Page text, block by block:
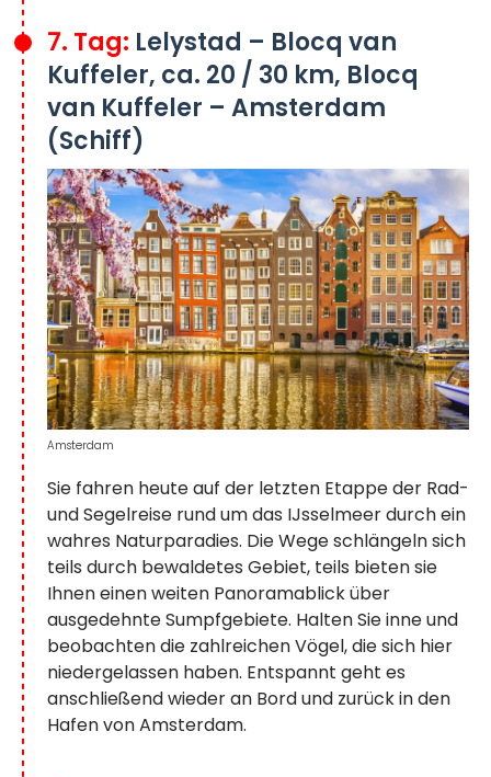
7. Tag: Lelystad – Blocq van
Kuffeler, ca. 20 / 30 km, Blocq
van Kuffeler – Amsterdam
(Schiff)
Sie fahren heute auf der letzten Etappe der Rad-
und Segelreise rund um das IJsselmeer durch ein
wahres Naturparadies. Die Wege schlängeln sich
teils durch bewaldetes Gebiet, teils bieten sie
Ihnen einen weiten Panoramablick über
ausgedehnte Sumpfgebiete. Halten Sie inne und
beobachten die zahlreichen Vögel, die sich hier
niedergelassen haben. Entspannt geht es
anschließend wieder an Bord und zurück in den
Hafen von Amsterdam.
Amsterdam